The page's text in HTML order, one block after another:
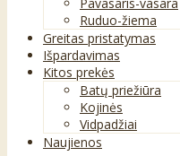
Ruduo-žiema
Greitas pristatymas
Išpardavimas
Kitos prekės
Batų priežiūra
Kojinės
Vidpadžiai
Naujienos